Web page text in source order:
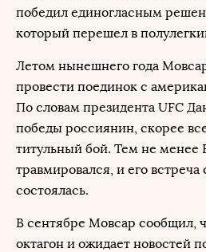
победил единогласным
который перешел в
Летом нынешнего года
провести поединок с
По словам президента UFC
победы россиянин, скорее
титульный бой. Тем не менее
травмировался, и его встреча
состоялась.
В сентябре Мовсар сообщил,
октагон и ожидает новостей